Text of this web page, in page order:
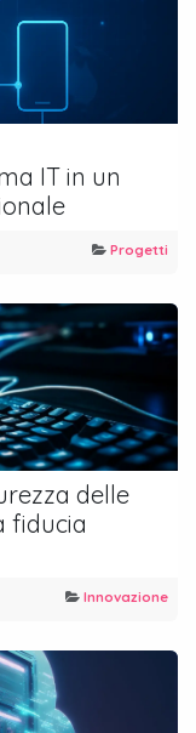
IT in un
Progetti
delle
fiducia
Innovazione